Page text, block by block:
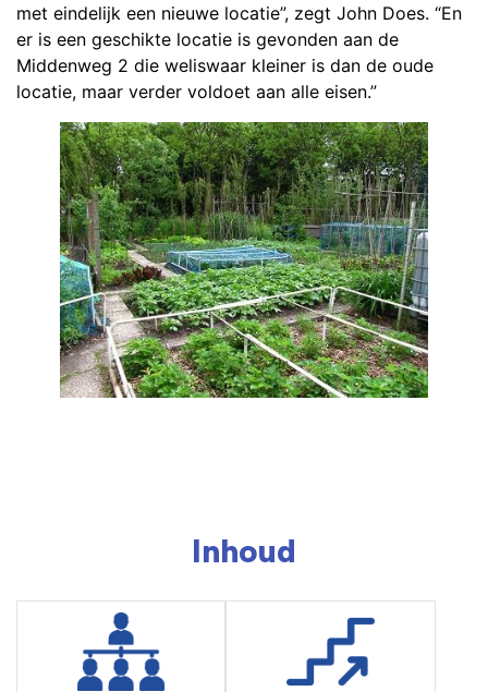
met eindelijk een nieuwe locatie”, zegt John Does. “En
er is een geschikte locatie is gevonden aan de
Middenweg 2 die weliswaar kleiner is dan de oude
locatie, maar verder voldoet aan alle eisen.”
Inhoud